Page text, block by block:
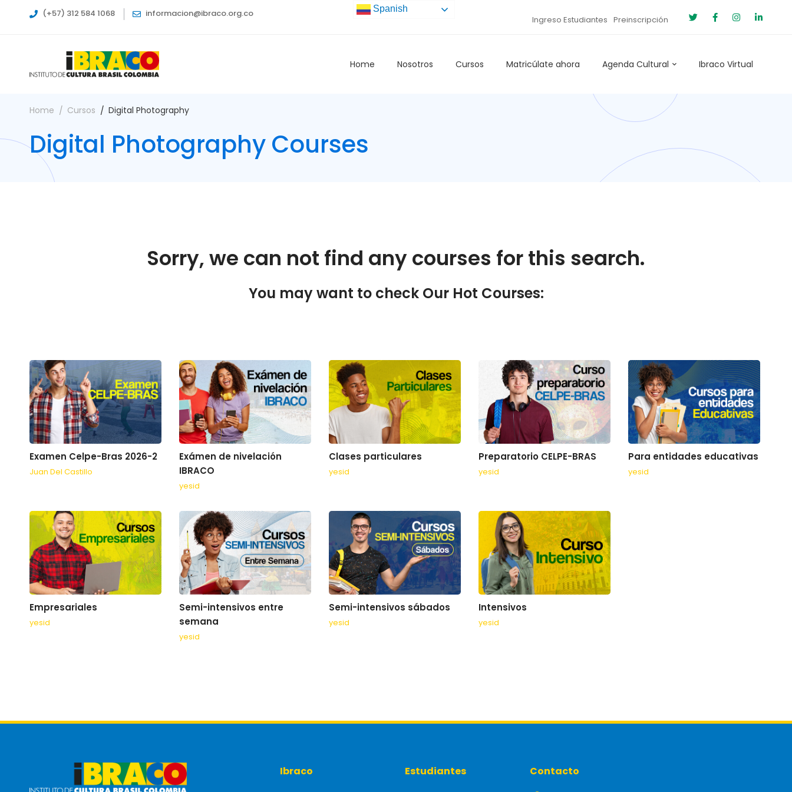
(+57) 312 584 1068 informacion@ibraco.org.co
Ingreso Estudiantes Preinscripción
Home Nosotros Cursos Matricúlate ahora Agenda Cultural Ibraco Virtual
Home Cursos Digital Photography
Digital Photography Courses
Sorry, we can not find any courses for this search.
You may want to check Our Hot Courses:
Examen Celpe-Bras 2026-2
Juan Del Castillo
Exámen de nivelación
IBRACO
yesid
Clases particulares
yesid
Preparatorio CELPE-BRAS
yesid
Para entidades educativas
yesid
Empresariales
yesid
Semi-intensivos entre
semana
yesid
Semi-intensivos sábados
yesid
Intensivos
yesid
Ibraco Estudiantes Contacto
Spanish